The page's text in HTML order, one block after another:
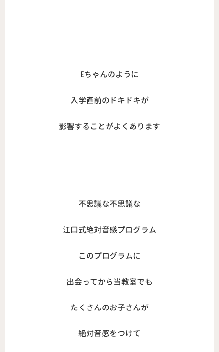
Eちゃんのように
入学直前のドキドキが
影響することがよくあります
不思議な不思議な
江口式絶対音感プログラム
このプログラムに
出会ってから当教室でも
たくさんのお子さんが
絶対音感をつけて